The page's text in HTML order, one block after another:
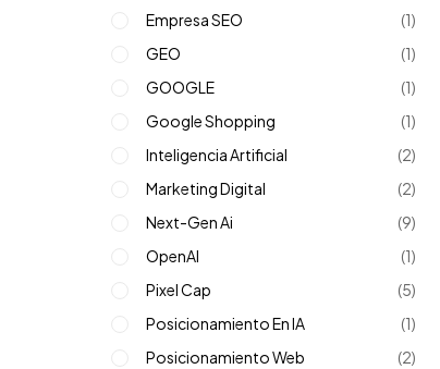
Empresa SEO
(1)
GEO
(1)
GOOGLE
(1)
Google Shopping
(1)
Inteligencia Artificial
(2)
Marketing Digital
(2)
Next-Gen Ai
(9)
OpenAI
(1)
Pixel Cap
(5)
Posicionamiento En IA
(1)
Posicionamiento Web
(2)